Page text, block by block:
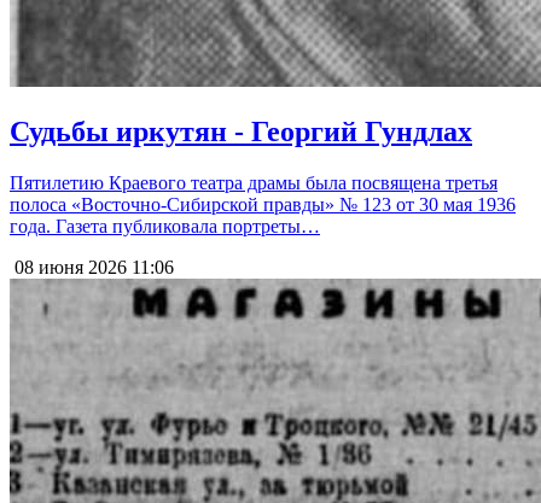
Судьбы иркутян - Георгий Гундлах
Пятилетию Краевого театра драмы была посвящена третья
полоса «Восточно-Сибирской правды» № 123 от 30 мая 1936
года. Газета публиковала портреты…
08 июня 2026 11:06